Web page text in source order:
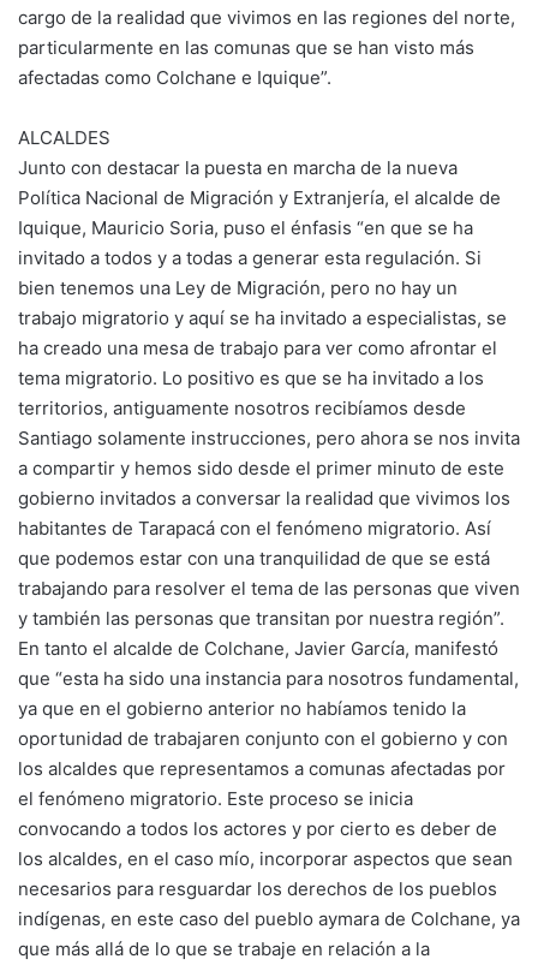
cargo de la realidad que vivimos en las regiones del norte,
particularmente en las comunas que se han visto más
afectadas como Colchane e Iquique”.
ALCALDES
Junto con destacar la puesta en marcha de la nueva
Política Nacional de Migración y Extranjería, el alcalde de
Iquique, Mauricio Soria, puso el énfasis “en que se ha
invitado a todos y a todas a generar esta regulación. Si
bien tenemos una Ley de Migración, pero no hay un
trabajo migratorio y aquí se ha invitado a especialistas, se
ha creado una mesa de trabajo para ver como afrontar el
tema migratorio. Lo positivo es que se ha invitado a los
territorios, antiguamente nosotros recibíamos desde
Santiago solamente instrucciones, pero ahora se nos invita
a compartir y hemos sido desde el primer minuto de este
gobierno invitados a conversar la realidad que vivimos los
habitantes de Tarapacá con el fenómeno migratorio. Así
que podemos estar con una tranquilidad de que se está
trabajando para resolver el tema de las personas que viven
y también las personas que transitan por nuestra región”.
En tanto el alcalde de Colchane, Javier García, manifestó
que “esta ha sido una instancia para nosotros fundamental,
ya que en el gobierno anterior no habíamos tenido la
oportunidad de trabajaren conjunto con el gobierno y con
los alcaldes que representamos a comunas afectadas por
el fenómeno migratorio. Este proceso se inicia
convocando a todos los actores y por cierto es deber de
los alcaldes, en el caso mío, incorporar aspectos que sean
necesarios para resguardar los derechos de los pueblos
indígenas, en este caso del pueblo aymara de Colchane, ya
que más allá de lo que se trabaje en relación a la